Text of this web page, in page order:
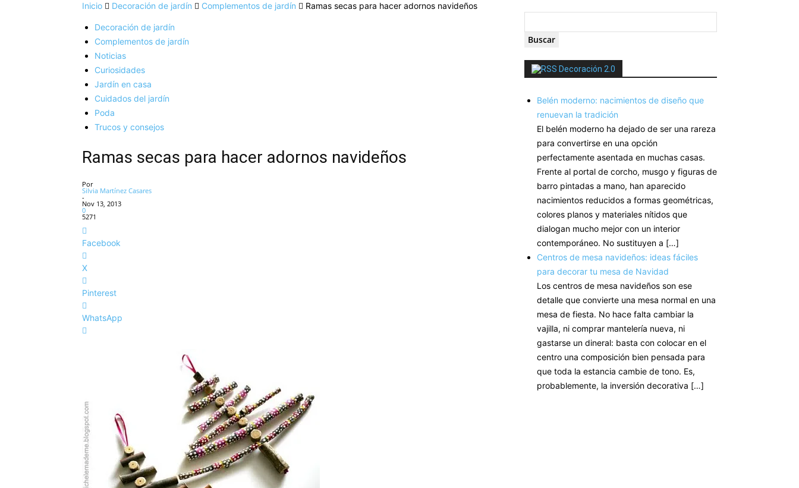
Inicio Decoración de jardín Complementos de jardín Ramas secas para hacer adornos navideños
Decoración de jardín
Complementos de jardín
Noticias
Curiosidades
Jardín en casa
Cuidados del jardín
Poda
Trucos y consejos
Ramas secas para hacer adornos navideños
Por
Silvia Martínez Casares
-
Nov 13, 2013
0
5271
Facebook
X
Pinterest
WhatsApp
Decoración 2.0
Belén moderno: nacimientos de diseño que
renuevan la tradición
El belén moderno ha dejado de ser una rareza
para convertirse en una opción
perfectamente asentada en muchas casas.
Frente al portal de corcho, musgo y figuras de
barro pintadas a mano, han aparecido
nacimientos reducidos a formas geométricas,
colores planos y materiales nítidos que
dialogan mucho mejor con un interior
contemporáneo. No sustituyen a […]
Centros de mesa navideños: ideas fáciles
para decorar tu mesa de Navidad
Los centros de mesa navideños son ese
detalle que convierte una mesa normal en una
mesa de fiesta. No hace falta cambiar la
vajilla, ni comprar mantelería nueva, ni
gastarse un dineral: basta con colocar en el
centro una composición bien pensada para
que toda la estancia cambie de tono. Es,
probablemente, la inversión decorativa […]